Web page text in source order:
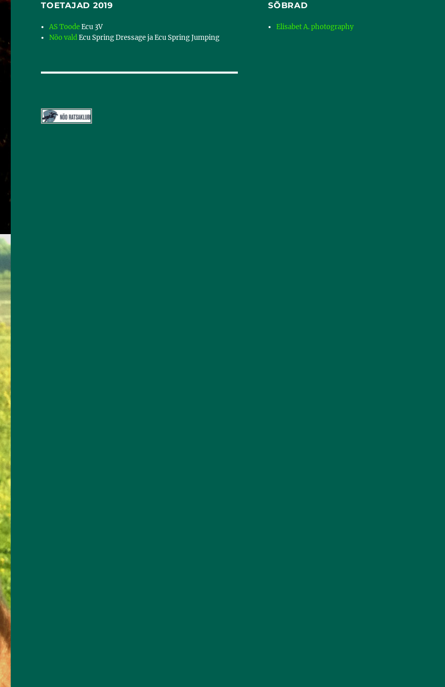
TOETAJAD 2019
AS ToodeEcu 3V
Nõo valdEcu Spring Dressage ja Ecu Spring Jumping
SÕBRAD
Elisabet A. photography